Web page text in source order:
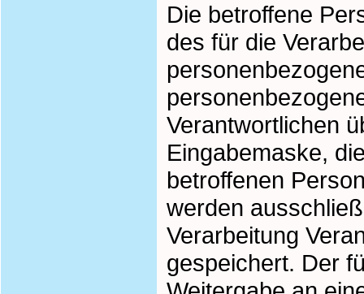
Die betroffene
des für die
Verantwortlichen
Eingabemaske,
betroffenen
werden
Verarbeitung
gespeichert. Der